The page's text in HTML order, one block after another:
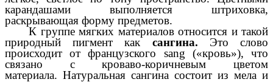
карандашами выполняется штриховка,
раскрывающая форму предметов.
К группе мягких материалов относится и такой
природный пигмент как сангина. Это слово
происходит от французского sang («кровь»), что
связано с кроваво-коричневым цветом
материала. Натуральная сангина состоит из мела и